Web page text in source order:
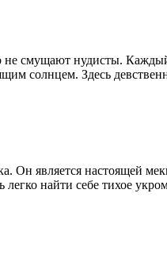
не смущают нудисты.
солнцем. Здесь
Он является настоящей
найти себе тихое